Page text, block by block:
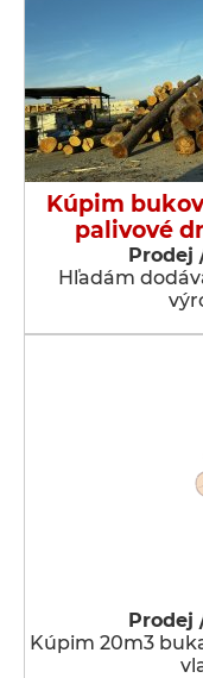
Kúpim
palivové
Prodej
Hľadám
Prodej
Kúpim 20m3